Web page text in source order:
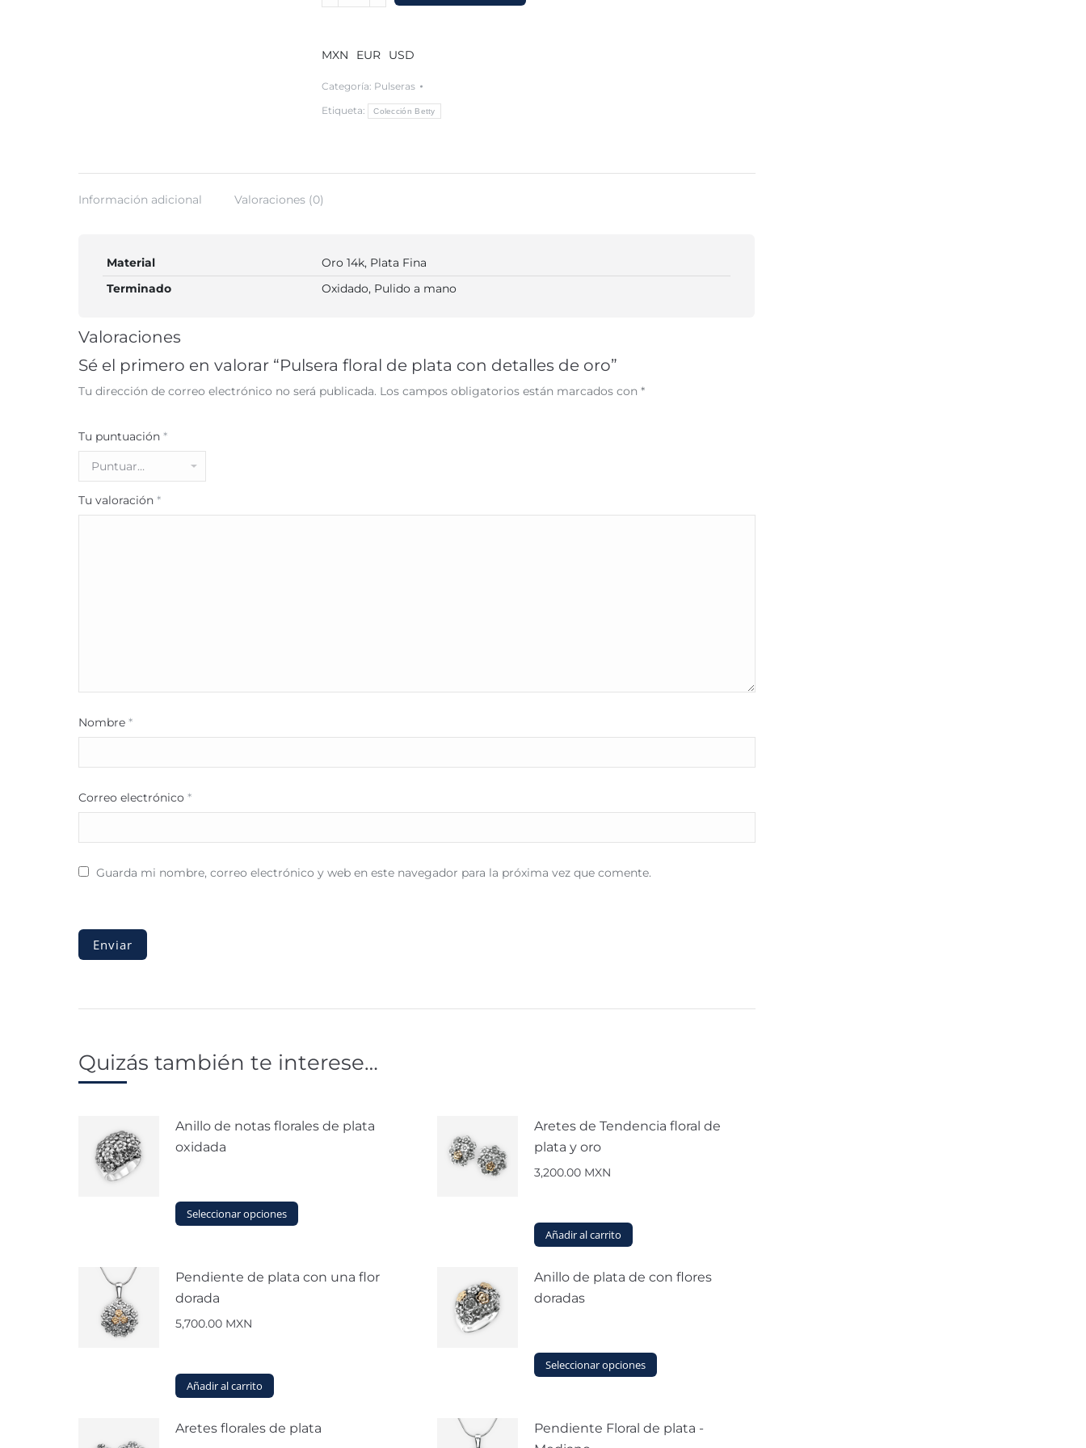
con
de
quantity
MXN EUR USD
Categoría: Pulseras
Etiqueta:
Colección Betty
Información adicional Valoraciones (0)
Material
Oro 14k, Plata Fina
Terminado
Oxidado, Pulido a mano
Valoraciones
Sé el primero en valorar “Pulsera floral de plata con detalles de oro”
Tu dirección de correo electrónico no será publicada. Los campos obligatorios están marcados con *
Tu puntuación *
Tu valoración *
Nombre *
Correo electrónico *
Guarda mi nombre, correo electrónico y web en este navegador para la próxima vez que comente.
Quizás también te interese…
Anillo de notas florales de plata
oxidada
Seleccionar opciones
Este
producto
variantes.
de
Aretes de Tendencia floral de
plata y oro
3,200.00 MXN
Añadir al carrito
Pendiente de plata con una flor
dorada
5,700.00 MXN
Añadir al carrito
Anillo de plata de con flores
doradas
Seleccionar opciones
Este
producto
variantes.
Aretes florales de plata
Pendiente Floral de plata -